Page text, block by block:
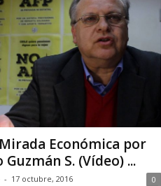
Económica por
S. (Vídeo) ...
- 17 octubre, 2016 0